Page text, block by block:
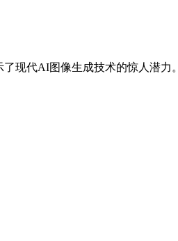
现代AI图像生成技术的惊人潜力。